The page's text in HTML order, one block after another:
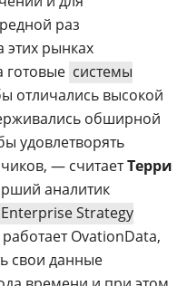
раз
этих рынках
готовые системы
отличались высокой
обширной
удовлетворять
— считаетТерри
аналитик
Enterprise Strategy
OvationData,
свои данные